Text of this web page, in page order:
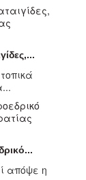
απόψε η